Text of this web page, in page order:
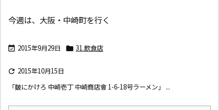
今週は、大阪・中崎町を行く
 2015年9月29日  31.飲食店
 2015年10月15日
「麬にかけろ 中崎壱丁 中崎商店會 1-6-18号ラーメン」 ...